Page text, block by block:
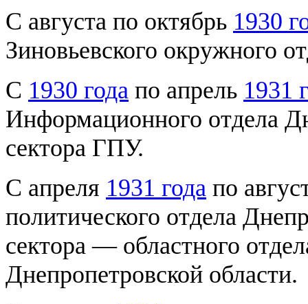
С августа по октябрь 1930
Зиновьевского окружного
С 1930 года по апрель 1931
Информационного отдела
сектора ГПУ.
С апреля 1931 года по
политического отдела
сектора — областного
Днепропетровской области.